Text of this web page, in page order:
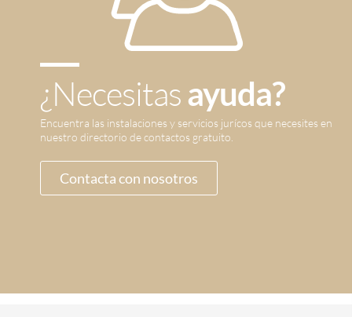
¿Necesitasayuda?
Encuentra las instalaciones y servicios jurícos que necesites en
nuestro directorio de contactos gratuito.
Contacta con nosotros